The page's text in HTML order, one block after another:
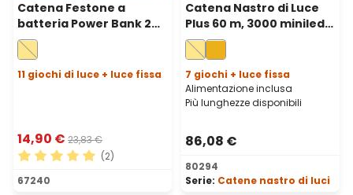
Catena Festone a
batteria Power Bank 2
m, 200 microled bianco
caldo, cavo metal
argento
11 giochi di luce + luce fissa
14,90 € 23,83 €
Valutazione media di 5 su 5 stelle
(2)
67240
Catena Nastro di Luce
Plus 60 m, 3000 miniled
bianco caldo, cavo
verde
7 giochi + luce fissa
Alimentazione inclusa
Più lunghezze disponibili
86,08 €
80294
Serie: Catene nastro di luci